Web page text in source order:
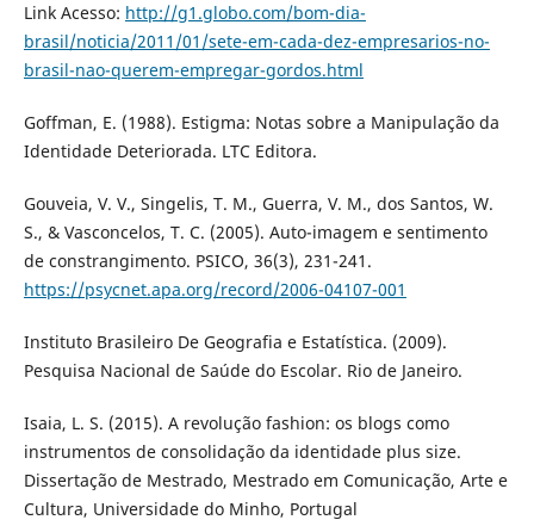
Link Acesso: http://g1.globo.com/bom-dia-
brasil/noticia/2011/01/sete-em-cada-dez-empresarios-no-
brasil-nao-querem-empregar-gordos.html
Goffman, E. (1988). Estigma: Notas sobre a Manipulação da
Identidade Deteriorada. LTC Editora.
Gouveia, V. V., Singelis, T. M., Guerra, V. M., dos Santos, W.
S., & Vasconcelos, T. C. (2005). Auto-imagem e sentimento
de constrangimento. PSICO, 36(3), 231-241.
https://psycnet.apa.org/record/2006-04107-001
Instituto Brasileiro De Geografia e Estatística. (2009).
Pesquisa Nacional de Saúde do Escolar. Rio de Janeiro.
Isaia, L. S. (2015). A revolução fashion: os blogs como
instrumentos de consolidação da identidade plus size.
Dissertação de Mestrado, Mestrado em Comunicação, Arte e
Cultura, Universidade do Minho, Portugal